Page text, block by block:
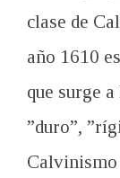
clase de
año 1610
que surge
”duro”,
Calvinismo